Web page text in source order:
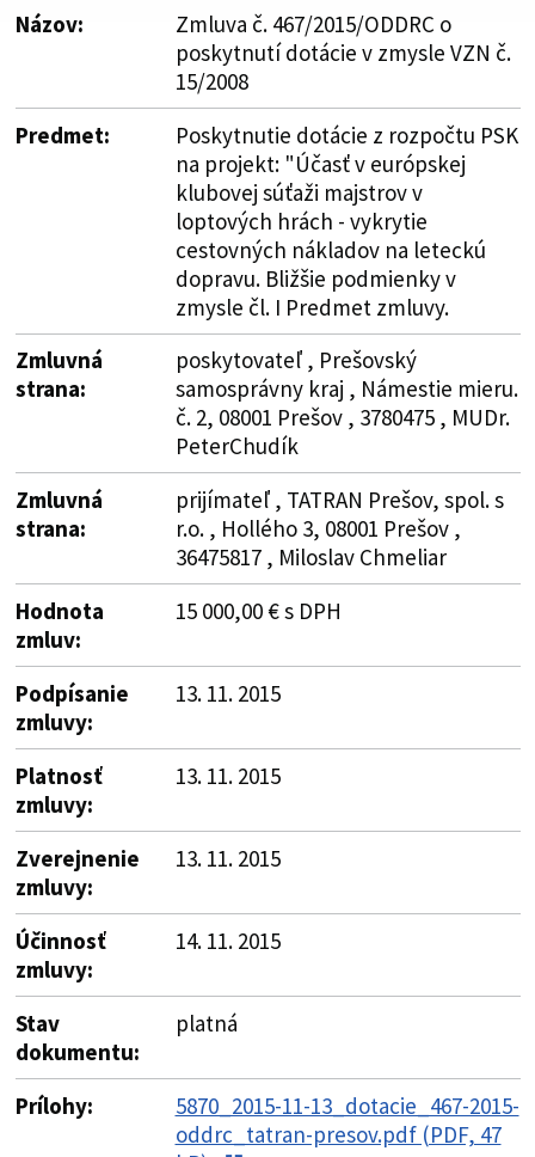
Názov:
Zmluva č. 467/2015/ODDRC o
poskytnutí dotácie v zmysle VZN č.
15/2008
Predmet:
Poskytnutie dotácie z rozpočtu PSK
na projekt: "Účasť v európskej
klubovej súťaži majstrov v
loptových hrách - vykrytie
cestovných nákladov na leteckú
dopravu. Bližšie podmienky v
zmysle čl. I Predmet zmluvy.
Zmluvná
strana:
poskytovateľ , Prešovský
samosprávny kraj , Námestie mieru.
č. 2, 08001 Prešov , 3780475 , MUDr.
PeterChudík
Zmluvná
strana:
prijímateľ , TATRAN Prešov, spol. s
r.o. , Hollého 3, 08001 Prešov ,
36475817 , Miloslav Chmeliar
Hodnota
zmluv:
15 000,00 € s DPH
Podpísanie
zmluvy:
13. 11. 2015
Platnosť
zmluvy:
13. 11. 2015
Zverejnenie
zmluvy:
13. 11. 2015
Účinnosť
zmluvy:
14. 11. 2015
Stav
dokumentu:
platná
Prílohy:
5870_2015-11-13_dotacie_467-2015-
oddrc_tatran-presov.pdf (PDF, 47